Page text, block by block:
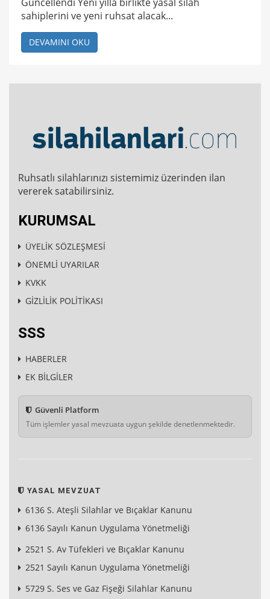
sahiplerini ve yeni ruhsat alacak...
DEVAMINI OKU
Ruhsatlı silahlarınızı sistemimiz üzerinden ilan
vererek satabilirsiniz.
KURUMSAL
ÜYELİK SÖZLEŞMESİ
ÖNEMLİ UYARILAR
KVKK
GİZLİLİK POLİTİKASI
SSS
HABERLER
EK BİLGİLER
Güvenli Platform
Tüm işlemler yasal mevzuata uygun şekilde denetlenmektedir.
YASAL MEVZUAT
6136 S. Ateşli Silahlar ve Bıçaklar Kanunu
6136 Sayılı Kanun Uygulama Yönetmeliği
2521 S. Av Tüfekleri ve Bıçaklar Kanunu
2521 Sayılı Kanun Uygulama Yönetmeliği
5729 S. Ses ve Gaz Fişeği Silahlar Kanunu